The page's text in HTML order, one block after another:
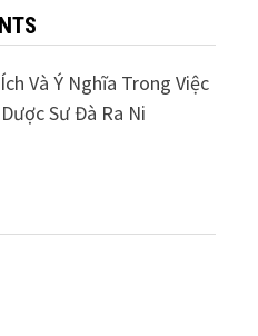
Và Ý Nghĩa Trong Việc
Sư Đà Ra Ni